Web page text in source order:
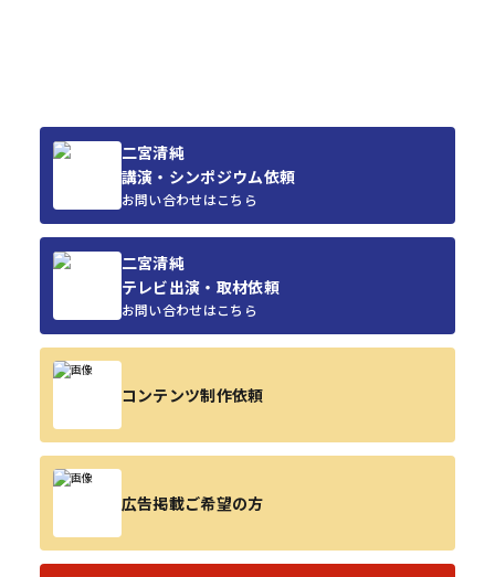
二宮清純
講演・シンポジウム依頼
お問い合わせはこちら
二宮清純
テレビ出演・取材依頼
お問い合わせはこちら
コンテンツ制作依頼
広告掲載ご希望の方